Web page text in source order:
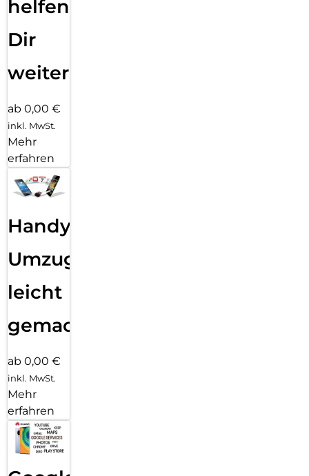
helfen
Dir
weiter
ab 0,00 €
inkl. MwSt.
Mehr
erfahren
Handy
Umzug
leicht
gemacht!
ab 0,00 €
inkl. MwSt.
Mehr
erfahren